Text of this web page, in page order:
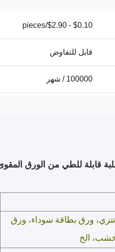
$0.10 - $2.90/pieces
قابل للتفاوض
100000 / شهر
قابلة للطي من الورق
ورق بطاقة سوداء، ورق
الخ